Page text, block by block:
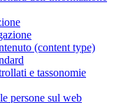
(content type)
e tassonomie
persone sul web